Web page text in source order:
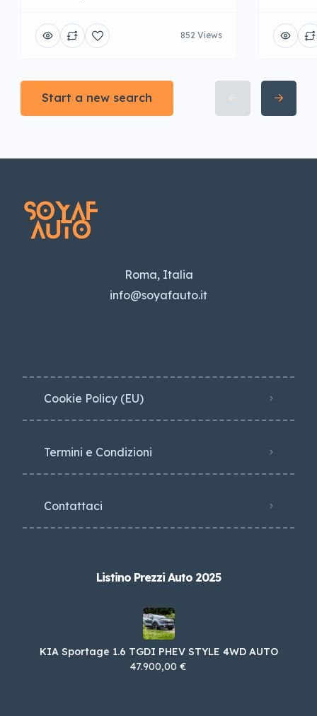
852 Views
Start a new search
Roma, Italia
info@soyafauto.it
Cookie Policy (EU)
Termini e Condizioni
Contattaci
Listino Prezzi Auto 2025
KIA Sportage 1.6 TGDI PHEV STYLE 4WD AUTO
47.900,00 €